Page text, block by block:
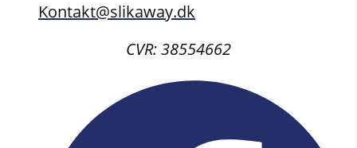
Kontakt@slikaway.dk
CVR: 38554662